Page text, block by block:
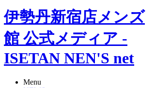
伊勢丹新宿店メンズ
館 公式メディア -
ISETAN NEN'S net
Menu